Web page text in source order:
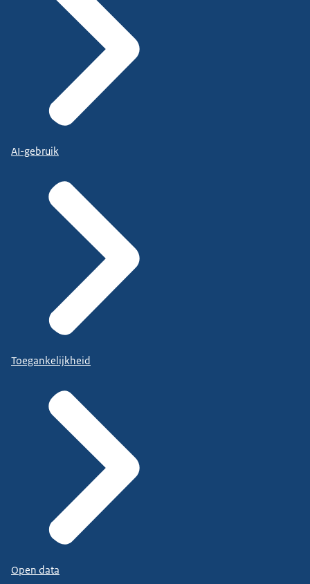
AI-gebruik
Toegankelijkheid
Open data